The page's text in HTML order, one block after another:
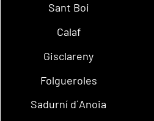
Sant Boi
Calaf
Gisclareny
Folgueroles
Sadurní d´Anoia